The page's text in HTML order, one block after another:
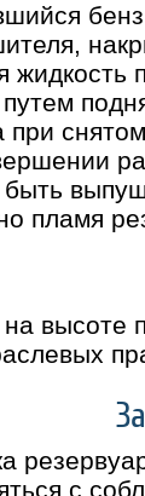
жидкость
при
пламя
высоте
с